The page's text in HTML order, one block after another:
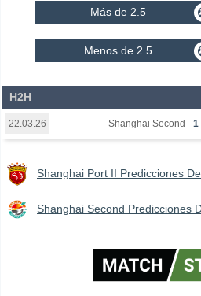
Más de 2.5
Menos de 2.5
H2H
22.03.26 Shanghai Second 1
Shanghai Port II Predicciones
Shanghai Second Predicciones